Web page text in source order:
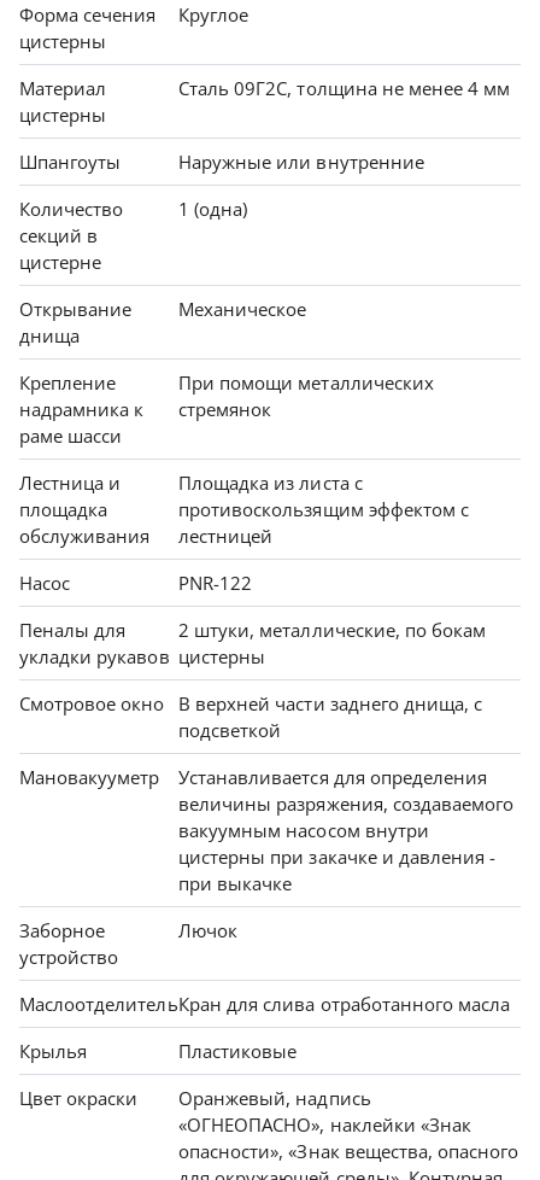
Форма сечения
цистерны
Круглое
Материал
цистерны
Сталь 09Г2С, толщина не менее 4 мм
Шпангоуты
Наружные или внутренние
Количество
секций в
цистерне
1 (одна)
Открывание
днища
Механическое
Крепление
надрамника к
раме шасси
При помощи металлических
стремянок
Лестница и
площадка
обслуживания
Площадка из листа с
противоскользящим эффектом с
лестницей
Насос
PNR-122
Пеналы для
укладки рукавов
2 штуки, металлические, по бокам
цистерны
Смотровое окно
В верхней части заднего днища, с
подсветкой
Мановакууметр
Устанавливается для определения
величины разряжения, создаваемого
вакуумным насосом внутри
цистерны при закачке и давления -
при выкачке
Заборное
устройство
Лючок
МаслоотделительКран для слива отработанного масла
Крылья
Пластиковые
Цвет окраски
Оранжевый, надпись
«ОГНЕОПАСНО», наклейки «Знак
опасности», «Знак вещества, опасного